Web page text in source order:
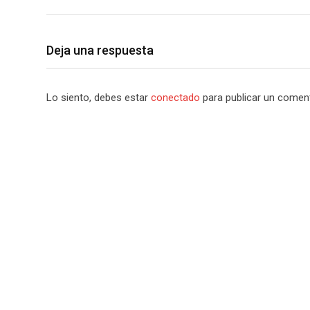
Deja una respuesta
Lo siento, debes estar conectado para publicar un